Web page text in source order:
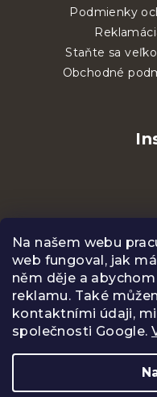
Na našem webu
web fungoval, jak
něm děje a
reklamu. Také
kontaktními údaji,
společnosti Google.
Podmienky
Staňte sa
Obchodné